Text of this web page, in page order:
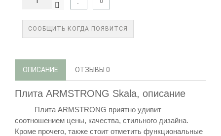
СООБЩИТЬ КОГДА ПОЯВИТСЯ
ОПИСАНИЕ ОТЗЫВЫ 0
Плита ARMSTRONG Skala, описание
Плита ARMSTRONG приятно удивит
соотношением цены, качества, стильного дизайна.
Кроме прочего, также стоит отметить функциональные